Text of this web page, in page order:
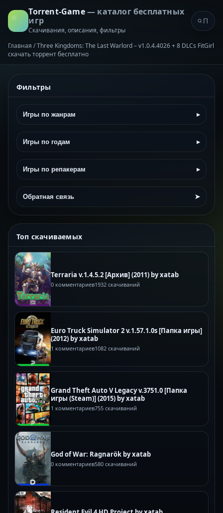
Torrent-Game— каталог бесплатных
игр
Скачивания, описания, фильтры
Главная /Three Kingdoms: The Last Warlord – v1.0.4.4026 + 8 DLCs FitGirl
скачать торрент бесплатно
Фильтры
Игры по жанрам ▸
Игры по годам ▸
Игры по репакерам ▸
Обратная связь ➤
Топ скачиваемых
Terraria v.1.4.5.2 [Архив] (2011) by xatab
0 комментариев1932 скачиваний
Euro Truck Simulator 2 v.1.57.1.0s [Папка игры]
(2012) by xatab
1 комментариев1082 скачиваний
Grand Theft Auto V Legacy v.3751.0 [Папка
игры (Steam)] (2015) by xatab
1 комментариев755 скачиваний
God of War: Ragnarök by xatab
0 комментариев580 скачиваний